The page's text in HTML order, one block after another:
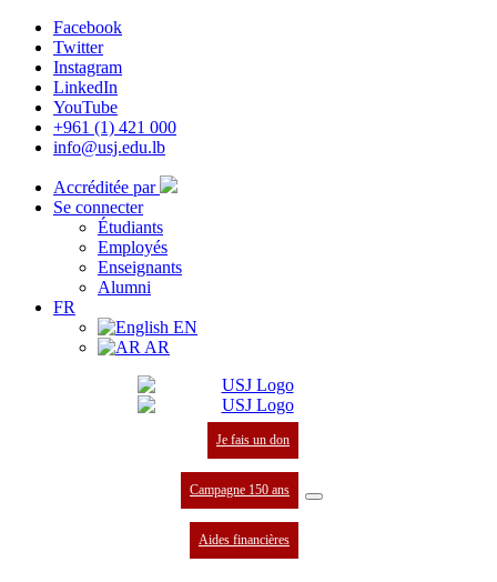
Facebook
Twitter
Instagram
LinkedIn
YouTube
+961 (1) 421 000
info@usj.edu.lb
Accréditée par
Se connecter
Étudiants
Employés
Enseignants
Alumni
FR
EN
AR
Je fais un don
Campagne 150 ans
Aides financières